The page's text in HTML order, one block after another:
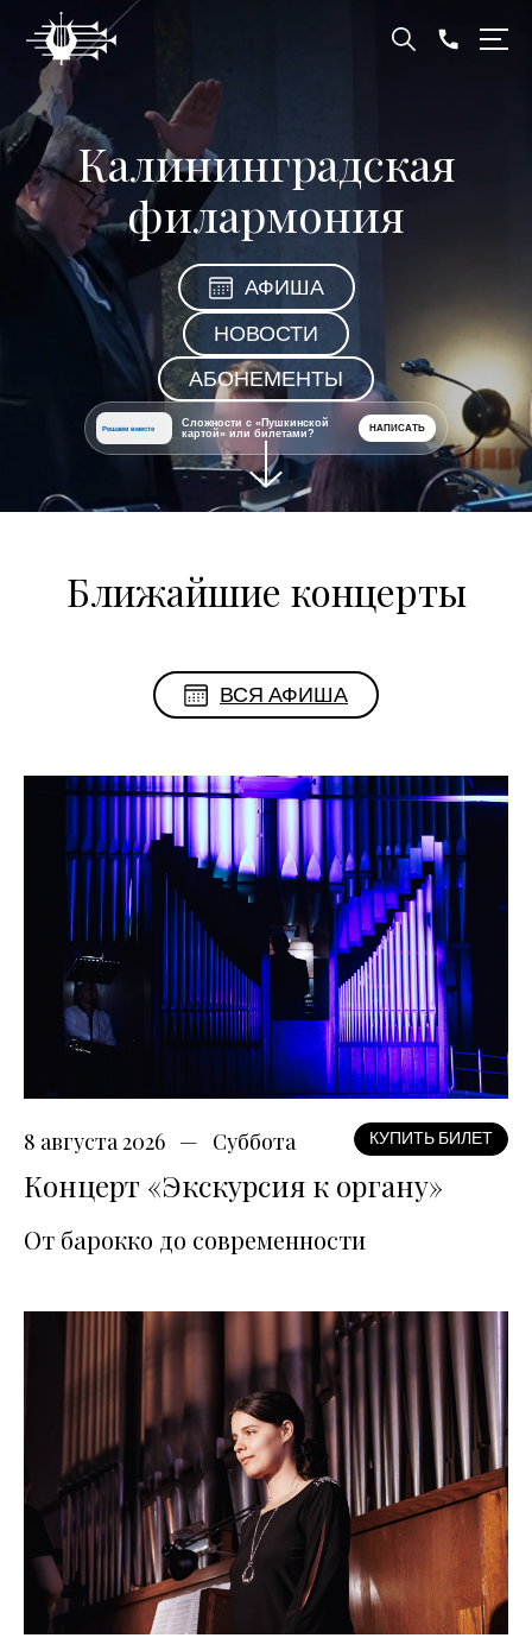
Калининградская
филармония
АФИША
НОВОСТИ
АБОНЕМЕНТЫ
Решаем вместе
Сложности с «Пушкинской
картой» или билетами?
НАПИСАТЬ
Ближайшие концерты
ВСЯ АФИША
8 августа 2026 Суббота КУПИТЬ БИЛЕТ
Концерт «Экскурсия к органу»
От барокко до современности